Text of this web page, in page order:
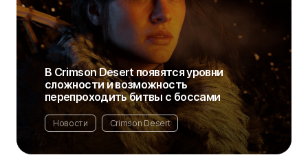
В Crimson Desert появятся уровни
сложности и возможность
перепроходить битвы с боссами
Новости Crimson Desert